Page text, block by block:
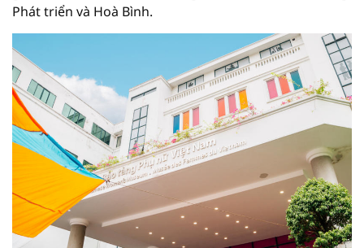
Phát triển và Hoà Bình.